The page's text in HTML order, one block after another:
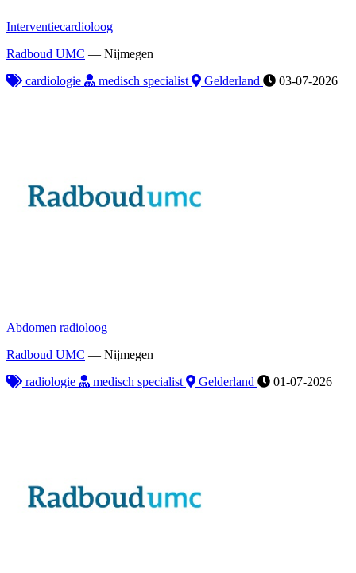
Interventiecardioloog
Radboud UMC — Nijmegen
cardiologie
medisch specialist Gelderland 03-07-2026
Abdomen radioloog
Radboud UMC — Nijmegen
radiologie
medisch specialist Gelderland 01-07-2026